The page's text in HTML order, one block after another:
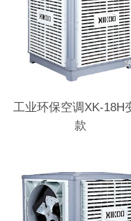
工业环保空调XK-18H
款